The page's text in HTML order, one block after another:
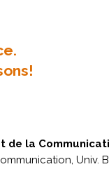
de la
Univ.